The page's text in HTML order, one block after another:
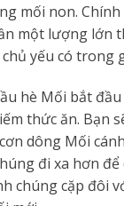
mối non.
một lượng lớn
yếu có trong
hè Mối bắt
thức ăn. Bạn
dông Mối
đi xa hơn
chúng cặp đôi